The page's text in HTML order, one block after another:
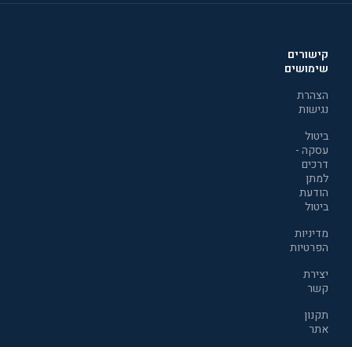
קישורים
שימושים
הצהרת
נגישות
ביטול
עסקה -
דרכים
למתן
הודעת
ביטול
מדיניות
הפרטיות
יצירת
קשר
תקנון
אתר